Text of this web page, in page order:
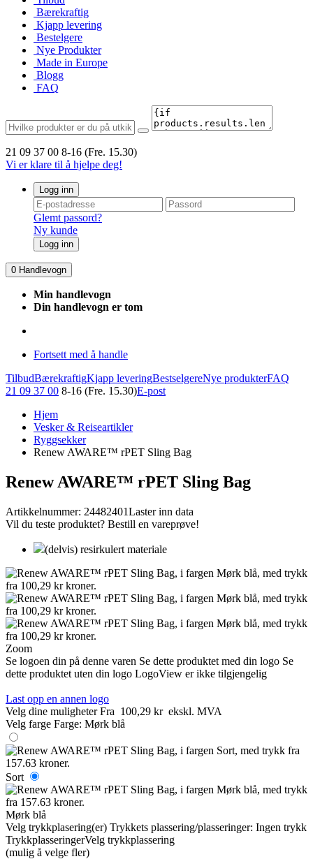
Bærekraftig
Kjapp levering
Bestelgere
Nye Produkter
Made in Europe
Blogg
FAQ
21 09 37 00 8-16 (Fre. 15.30)
Vi er klare til å hjelpe deg!
Logg inn
Glemt passord?
Ny kunde
Logg inn
0 Handlevogn
Min handlevogn
Din handlevogn er tom
Fortsett med å handle
TilbudBærekraftigKjapp leveringBestselgereNye produkterFAQ
21 09 37 00 8-16 (Fre. 15.30)E-post
Hjem
Vesker & Reiseartikler
Ryggsekker
Renew AWARE™ rPET Sling Bag
Renew AWARE™ rPET Sling Bag
Artikkelnummer: 24482401Laster inn data
Vil du teste produktet? Bestill en vareprøve!
(delvis) resirkulert materiale
Zoom
Se logoen din på denne varen Se dette produktet med din logo Se
dette produktet uten din logo LogoView er ikke tilgjengelig
Last opp en annen logo
Velg dine muligheter Fra 100,29 kr ekskl. MVA
Velg farge Farge: Mørk blå
Sort
Mørk blå
Velg trykkplasering(er) Trykkets plassering/plasseringer: Ingen trykk
TrykkplasseringerVelg trykkplassering
(mulig å velge fler)